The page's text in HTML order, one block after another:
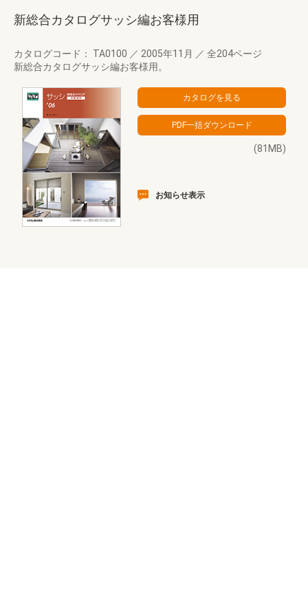
新総合カタログサッシ編お客様用
カタログコード： TA0100 ／ 2005年11月 ／ 全204ページ
新総合カタログサッシ編お客様用。
(81MB)
お知らせ表示